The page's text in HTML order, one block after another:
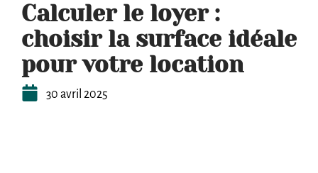
Calculer le loyer :
choisir la surface idéale
pour votre location
30 avril 2025